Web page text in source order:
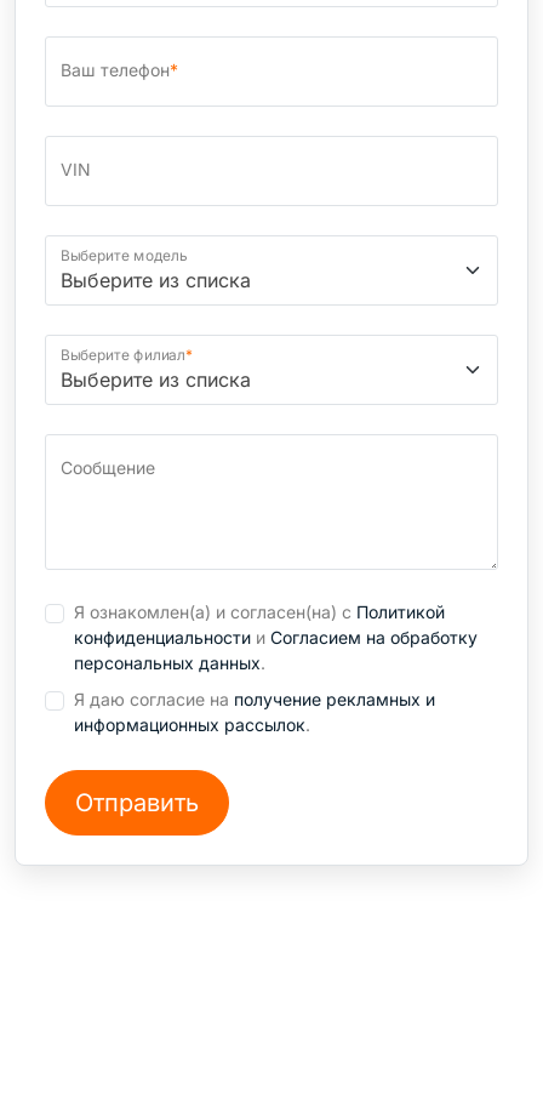
Ваш телефон*
VIN
Выберите модель
Выберите филиал*
Сообщение
Я ознакомлен(а) и согласен(на) с Политикой
конфиденциальности и Согласием на обработку
персональных данных.
Я даю согласие на получение рекламных и
информационных рассылок.